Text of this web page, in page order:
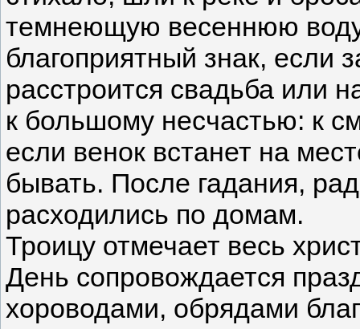
темнеющую весеннюю
благоприятный знак, если
расстроится свадьба или
к большому несчастью: к
если венок встанет на
бывать. После гадания,
расходились по домам.
Троицу отмечает весь
День сопровождается
хороводами, обрядами